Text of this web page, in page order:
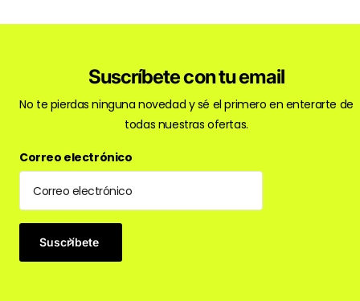
Suscríbete con tu email
No te pierdas ninguna novedad y sé el primero en enterarte de
todas nuestras ofertas.
Correo electrónico
Suscríbete